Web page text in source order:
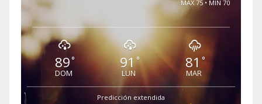
MAX 75 • MIN 70
89°
DOM
91°
LUN
81 °
MAR
Predicción extendida